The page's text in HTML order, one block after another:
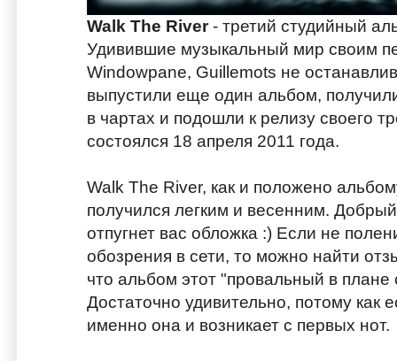
Walk The River- третий студийный
Удивившие музыкальный мир своим
Windowpane, Guillemots не
выпустили еще один альбом,
в чартах и подошли к релизу своего
состоялся 18 апреля 2011 года.
Walk The River, как и положено
получился легким и весенним.
отпугнет вас обложка :) Если не
обозрения в сети, то можно найти
что альбом этот "провальный в
Достаточно удивительно, потому как
именно она и возникает с первых нот.